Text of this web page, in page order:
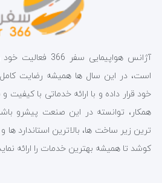
است، در این سال ها همیشه رضایت
خود قرار داده و با ارائه خدماتی با
ترین زیر ساخت ها، بالاترین استاندارد
کوشد تا همیشه بهترین خدمات را ارائه